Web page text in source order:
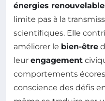
énergies
limite pas à la
scientifiques. Elle
améliorer le bien-être
leur engagement
comportements
conscience des défis